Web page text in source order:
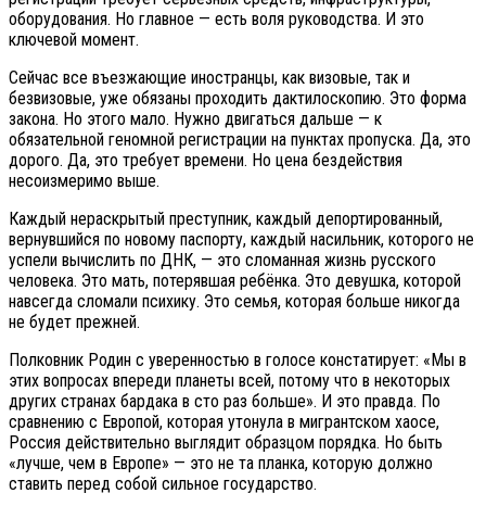
оборудования. Но главное — есть воля руководства. И это
ключевой момент.
Сейчас все въезжающие иностранцы, как визовые, так и
безвизовые, уже обязаны проходить дактилоскопию. Это форма
закона. Но этого мало. Нужно двигаться дальше — к
обязательной геномной регистрации на пунктах пропуска. Да, это
дорого. Да, это требует времени. Но цена бездействия
несоизмеримо выше.
Каждый нераскрытый преступник, каждый депортированный,
вернувшийся по новому паспорту, каждый насильник, которого не
успели вычислить по ДНК, — это сломанная жизнь русского
человека. Это мать, потерявшая ребёнка. Это девушка, которой
навсегда сломали психику. Это семья, которая больше никогда
не будет прежней.
Полковник Родин с уверенностью в голосе констатирует: «Мы в
этих вопросах впереди планеты всей, потому что в некоторых
других странах бардака в сто раз больше». И это правда. По
сравнению с Европой, которая утонула в мигрантском хаосе,
Россия действительно выглядит образцом порядка. Но быть
«лучше, чем в Европе» — это не та планка, которую должно
ставить перед собой сильное государство.